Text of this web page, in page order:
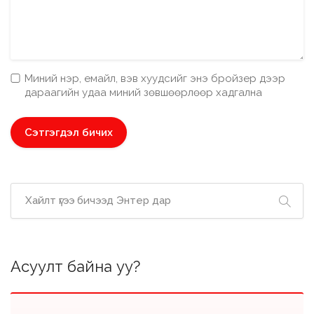
Миний нэр, емайл, вэв хуудсийг энэ бройзер дээр
дараагийн удаа миний зөвшөөрлөөр хадгална
Асуулт байна уу?